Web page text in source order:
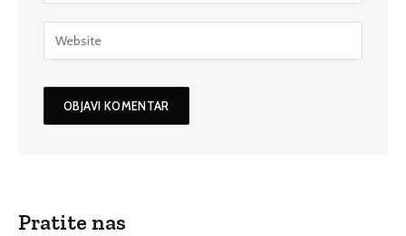
Pratite nas